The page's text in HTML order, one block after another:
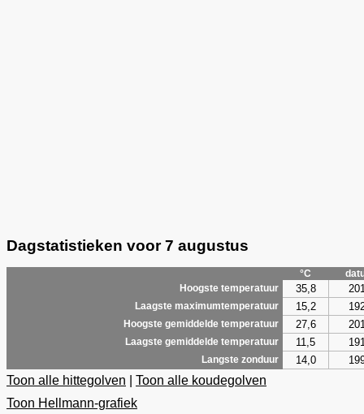
Dagstatistieken voor 7 augustus
°C
Hoogste temperatuur
35,8
Laagste maximumtemperatuur 15,2
Hoogste gemiddelde temperatuur 27,6
Laagste gemiddelde temperatuur 11,5
Langste zonduur 14,0
Toon alle hittegolven
Toon alle koudegolven
Toon Hellmann-grafiek